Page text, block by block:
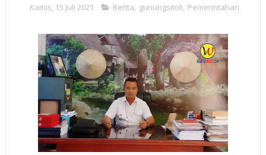
Kamis, 15 Juli 2021 Berita, gunungsitoli, Pemerintahan